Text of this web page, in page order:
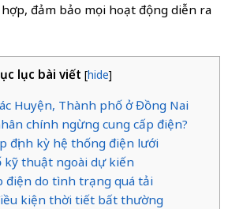
đảm bảo mọi hoạt động diễn ra
lục bài viết [hide]
Huyện, Thành phố ở Đồng Nai
chính ngừng cung cấp điện?
định kỳ hệ thống điện lưới
kỹ thuật ngoài dự kiến
điện do tình trạng quá tải
kiện thời tiết bất thường